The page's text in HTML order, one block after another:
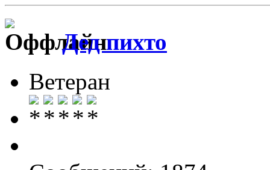
Дед пихто
Ветеран